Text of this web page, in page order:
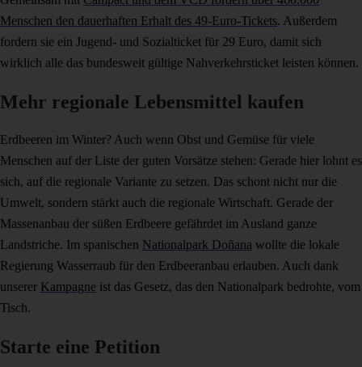
Menschen den dauerhaften Erhalt des 49-Euro-Tickets. Außerdem
fordern sie ein Jugend- und Sozialticket für 29 Euro, damit sich
wirklich alle das bundesweit gültige Nahverkehrsticket leisten können.
Mehr regionale Lebensmittel kaufen
Erdbeeren im Winter? Auch wenn Obst und Gemüse für viele
Menschen auf der Liste der guten Vorsätze stehen: Gerade hier lohnt es
sich, auf die regionale Variante zu setzen. Das schont nicht nur die
Umwelt, sondern stärkt auch die regionale Wirtschaft. Gerade der
Massenanbau der süßen Erdbeere gefährdet im Ausland ganze
Landstriche. Im spanischen Nationalpark Doñana wollte die lokale
Regierung Wasserraub für den Erdbeeranbau erlauben. Auch dank
unserer Kampagne ist das Gesetz, das den Nationalpark bedrohte, vom
Tisch.
Starte eine Petition